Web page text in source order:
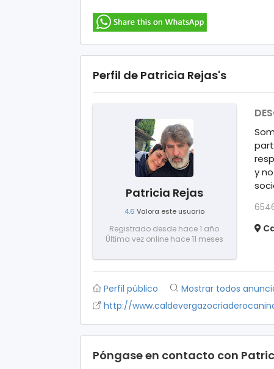
Perfil de Patricia Rejas's
Patricia Rejas
4.6 Valora este usuario
Registrado desde hace 1 año
Última vez online hace 11 meses
y
Perfil público
Mostrar todos
http://
Póngase en contacto con